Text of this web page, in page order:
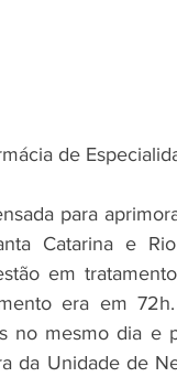
de
para
Catarina e
em
era em
no mesmo dia e
da Unidade de